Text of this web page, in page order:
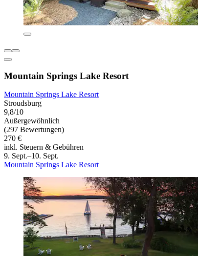
Mountain Springs Lake Resort
Mountain Springs Lake Resort
Stroudsburg
9,8/10
Außergewöhnlich
(297 Bewertungen)
270 €
inkl. Steuern & Gebühren
9. Sept.–10. Sept.
Mountain Springs Lake Resort